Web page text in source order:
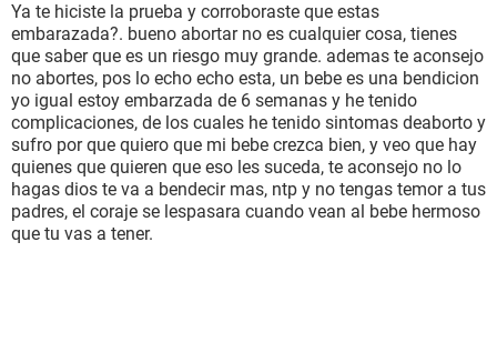
Ya te hiciste la prueba y corroboraste que estas
embarazada?. bueno abortar no es cualquier cosa, tienes
que saber que es un riesgo muy grande. ademas te aconsejo
no abortes, pos lo echo echo esta, un bebe es una bendicion
yo igual estoy embarzada de 6 semanas y he tenido
complicaciones, de los cuales he tenido sintomas deaborto y
sufro por que quiero que mi bebe crezca bien, y veo que hay
quienes que quieren que eso les suceda, te aconsejo no lo
hagas dios te va a bendecir mas, ntp y no tengas temor a tus
padres, el coraje se lespasara cuando vean al bebe hermoso
que tu vas a tener.